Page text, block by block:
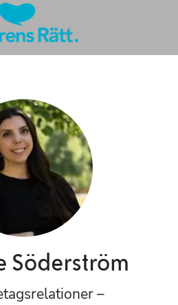
Söderström
–